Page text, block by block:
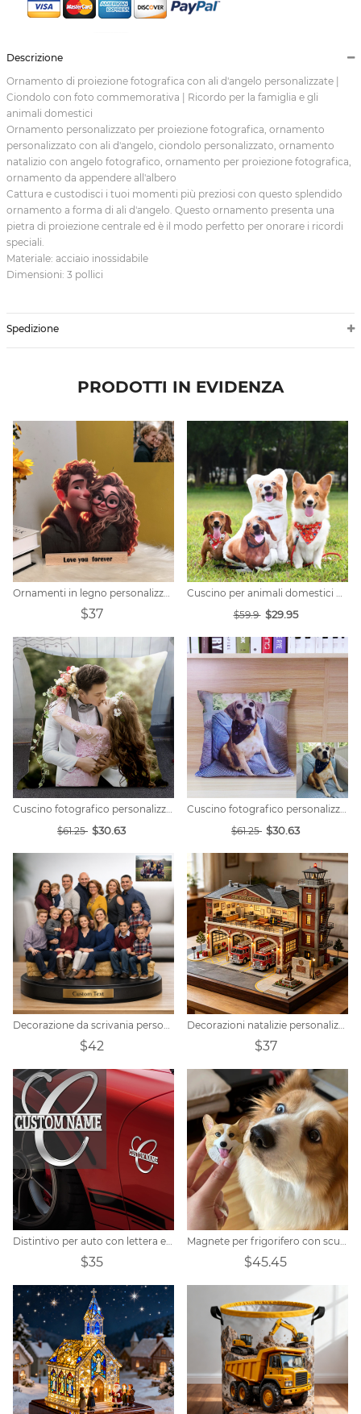
Descrizione
Ornamento di proiezione fotografica con ali d'angelo personalizzate |
Ciondolo con foto commemorativa | Ricordo per la famiglia e gli
animali domestici
Ornamento personalizzato per proiezione fotografica, ornamento
personalizzato con ali d'angelo, ciondolo personalizzato, ornamento
natalizio con angelo fotografico, ornamento per proiezione fotografica,
ornamento da appendere all'albero
Cattura e custodisci i tuoi momenti più preziosi con questo splendido
ornamento a forma di ali d'angelo. Questo ornamento presenta una
pietra di proiezione centrale ed è il modo perfetto per onorare i ricordi
speciali.
Materiale: acciaio inossidabile
Dimensioni: 3 pollici
Spedizione
PRODOTTI IN EVIDENZA
$37
$59.9 $29.95
$61.25 $30.63
$61.25 $30.63
$42 $37
$35 $45.45